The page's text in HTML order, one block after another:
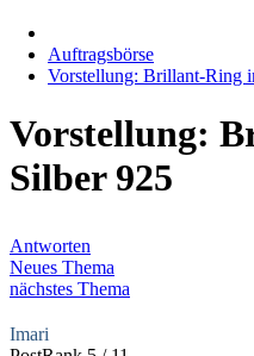
Auftragsbörse
Vorstellung: Brillant-Ring
Vorstellung:
Silber 925
Antworten
Neues Thema
nächstes Thema
Imari